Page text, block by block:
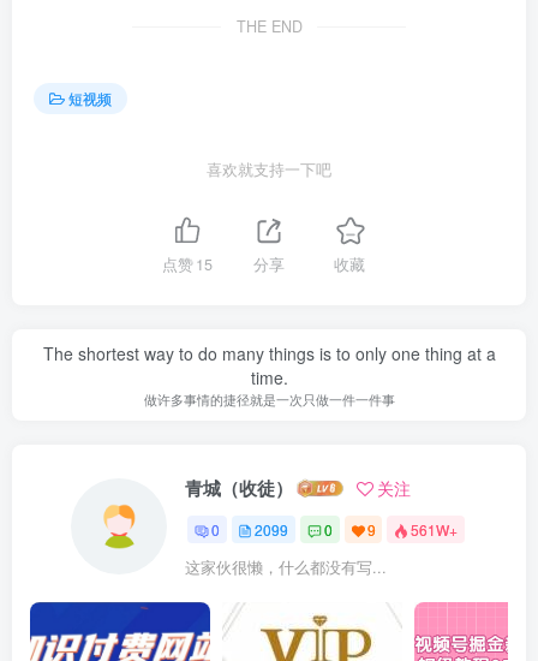
THE END
短视频
喜欢就支持一下吧
点赞15 分享 收藏
The shortest way to do many things is to only one thing at a
time.
做许多事情的捷径就是一次只做一件一件事
青城（收徒） 关注
0 2099 0 9 561W+
这家伙很懒，什么都没有写...